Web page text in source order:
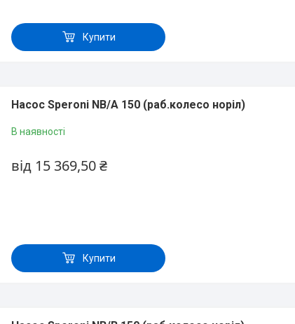
Купити
Насос Speroni NB/A 150 (раб.колесо норіл)
В наявності
від 15 369,50 ₴
Купити